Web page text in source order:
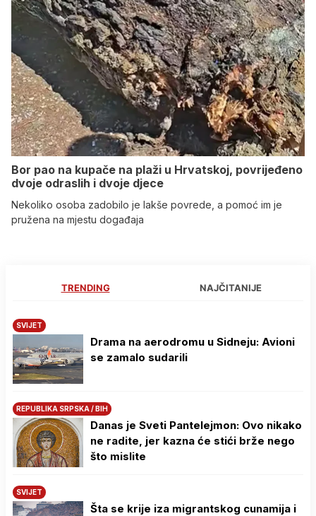
Bor pao na kupače na plaži u Hrvatskoj, povrijeđeno
dvoje odraslih i dvoje djece
Nekoliko osoba zadobilo je lakše povrede, a pomoć im je
pružena na mjestu događaja
TRENDING NAJČITANIJE
SVIJET
Drama na aerodromu u Sidneju: Avioni
se zamalo sudarili
REPUBLIKA SRPSKA / BIH
Danas je Sveti Pantelejmon: Ovo nikako
ne radite, jer kazna će stići brže nego
što mislite
SVIJET
Šta se krije iza migrantskog cunamija i